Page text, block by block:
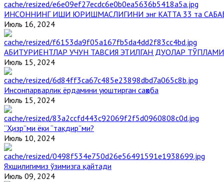
ИНСОННИНГ ИШИ ЮРИШМАСЛИГИНИ энг КАТТА 33 та
Июль 16, 2024
АБИТУРИЕНТЛАР УЧУН ТАВСИЯ ЭТИЛГАН ДУОЛАР ТЎПЛАМИ
Июль 15, 2024
Инсонпарварлик ёрдамини уюштирган саҳоба
Июль 15, 2024
“Ҳизр”ми ёки “тақдир”ми?
Июль 10, 2024
Яхшилигимиз ўзимизга қайтади
Июль 09, 2024